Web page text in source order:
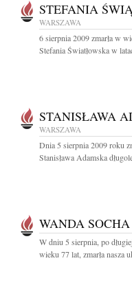
STEFANIA
WARSZAWA
6 sierpnia 2009 zmarła w
Stefania Światłowska w
STANISŁAWA
WARSZAWA
Dnia 5 sierpnia 2009 roku
Stanisława Adamska
WANDA SOCHA
W dniu 5 sierpnia, po
wieku 77 lat, zmarła nasza